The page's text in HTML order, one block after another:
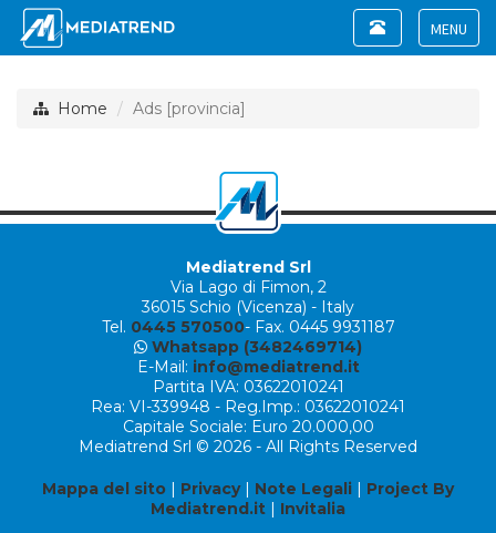
Toggle
Toggle
navigation
Home Ads [provincia]
Mediatrend Srl
Via Lago di Fimon, 2
36015 Schio (Vicenza) - Italy
Tel. 0445 570500- Fax. 0445 9931187
Whatsapp (3482469714)
E-Mail: info@mediatrend.it
Partita IVA: 03622010241
Rea: VI-339948 - Reg.Imp.: 03622010241
Capitale Sociale: Euro 20.000,00
Mediatrend Srl © 2026 - All Rights Reserved
Mappa del sito | Privacy| Note Legali | Project By
Mediatrend.it | Invitalia